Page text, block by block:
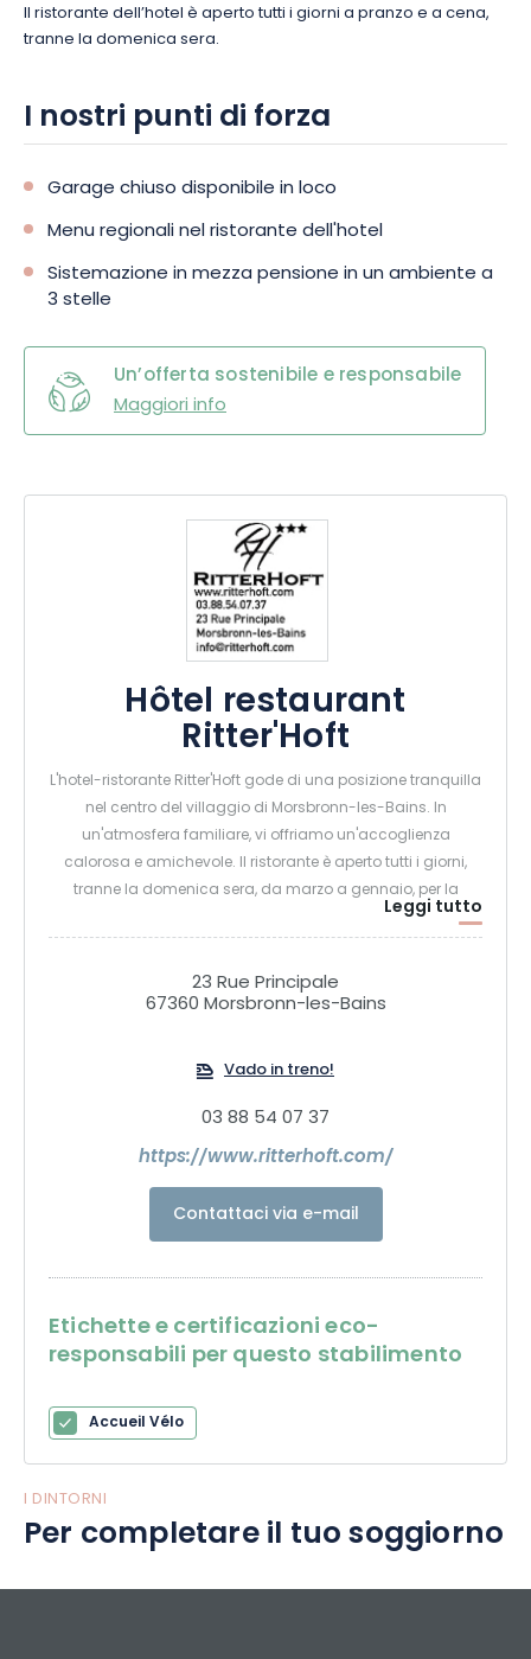
Il ristorante dell’hotel è aperto tutti i giorni a pranzo e a cena,
tranne la domenica sera.
I nostri punti di forza
Garage chiuso disponibile in loco
Menu regionali nel ristorante dell'hotel
Sistemazione in mezza pensione in un ambiente a
3 stelle
Un’offerta sostenibile e responsabile
Maggiori info
Hôtel restaurant
Ritter'Hoft
L'hotel-ristorante Ritter'Hoft gode di una posizione tranquilla
nel centro del villaggio di Morsbronn-les-Bains. In
un'atmosfera familiare, vi offriamo un'accoglienza
calorosa e amichevole. Il ristorante è aperto tutti i giorni,
tranne la domenica sera, da marzo a gennaio, per la
colazione, il pranzo e la cena. Di notte, potete lasciare la
vostra bicicletta o la vostra moto in un garage chiuso.
Leggi tutto
23 Rue Principale
67360 Morsbronn-les-Bains
Vado in treno!
03 88 54 07 37
https://www.ritterhoft.com/
Contattaci via e-mail
Etichette e certificazioni eco-
responsabili per questo stabilimento
Accueil Vélo
I DINTORNI
Per completare il tuo soggiorno